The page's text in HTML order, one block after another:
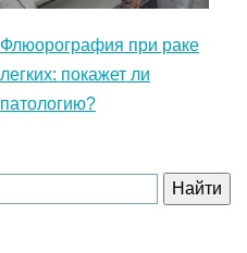
Флюорография при раке
легких: покажет ли
патологию?